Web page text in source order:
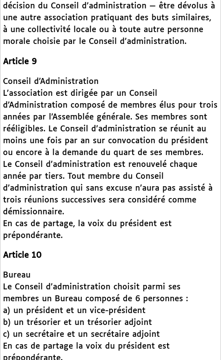
décision du Conseil d’administration — être dévolus à
une autre association pratiquant des buts similaires,
à une collectivité locale ou à toute autre personne
morale choisie par le Conseil d’administration.
Article 9
Conseil d’Administration
L’association est dirigée par un Conseil
d’Administration composé de membres élus pour trois
années par l’Assemblée générale. Ses membres sont
rééligibles. Le Conseil d’administration se réunit au
moins une fois par an sur convocation du président
ou encore à la demande du quart de ses membres.
Le Conseil d’administration est renouvelé chaque
année par tiers. Tout membre du Conseil
d’administration qui sans excuse n’aura pas assisté à
trois réunions successives sera considéré comme
démissionnaire.
En cas de partage, la voix du président est
prépondérante.
Article 10
Bureau
Le Conseil d’administration choisit parmi ses
membres un Bureau composé de 6 personnes :
a) un président et un vice-président
b) un trésorier et un trésorier adjoint
c) un secrétaire et un secrétaire adjoint
En cas de partage la voix du président est